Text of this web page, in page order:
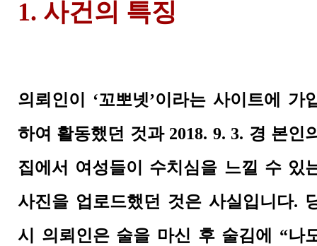
1. 사건의 특징
의뢰인이 ‘꼬뽀넷’이라는 사이트에 가
하여 활동했던 것과 2018. 9. 3. 경 본인
집에서 여성들이 수치심을 느낄 수 있
사진을 업로드했던 것은 사실입니다.
시 의뢰인은 술을 마신 후 술김에 “나